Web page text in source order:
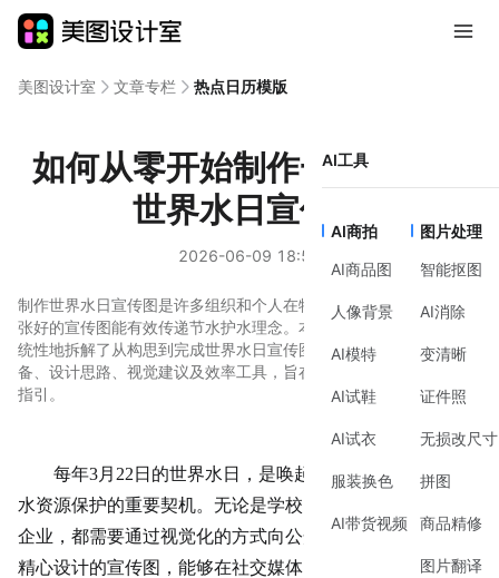
AI工具
AI商拍
AI商品图
人像背景
AI模特
AI试鞋
AI试衣
服装换色
AI带货视频
图片处理
智能抠图
AI消除
变清晰
证件照
无损改尺寸
拼图
商品精修
图片翻译
美图设计室 文章专栏 热点日历模版
如何从零开始制作一张专业的
世界水日宣传图
2026-06-09 18:56
制作世界水日宣传图是许多组织和个人在特定节点面临的需求，一
张好的宣传图能有效传递节水护水理念。本文面向零基础用户，系
统性地拆解了从构思到完成世界水日宣传图的全过程，涵盖前期准
备、设计思路、视觉建议及效率工具，旨在提供清晰、实用的操作
指引。
每年3月 22日的世界水日
，是唤起公众节水意识、加强
水资源保护的重要契机。无论是学校、社区、环保组织还是
企业，都需要通过视觉化的方式向公众传递核心信息。一张
精心设计的宣传图，能够在社交媒体、公告栏或活动海报中